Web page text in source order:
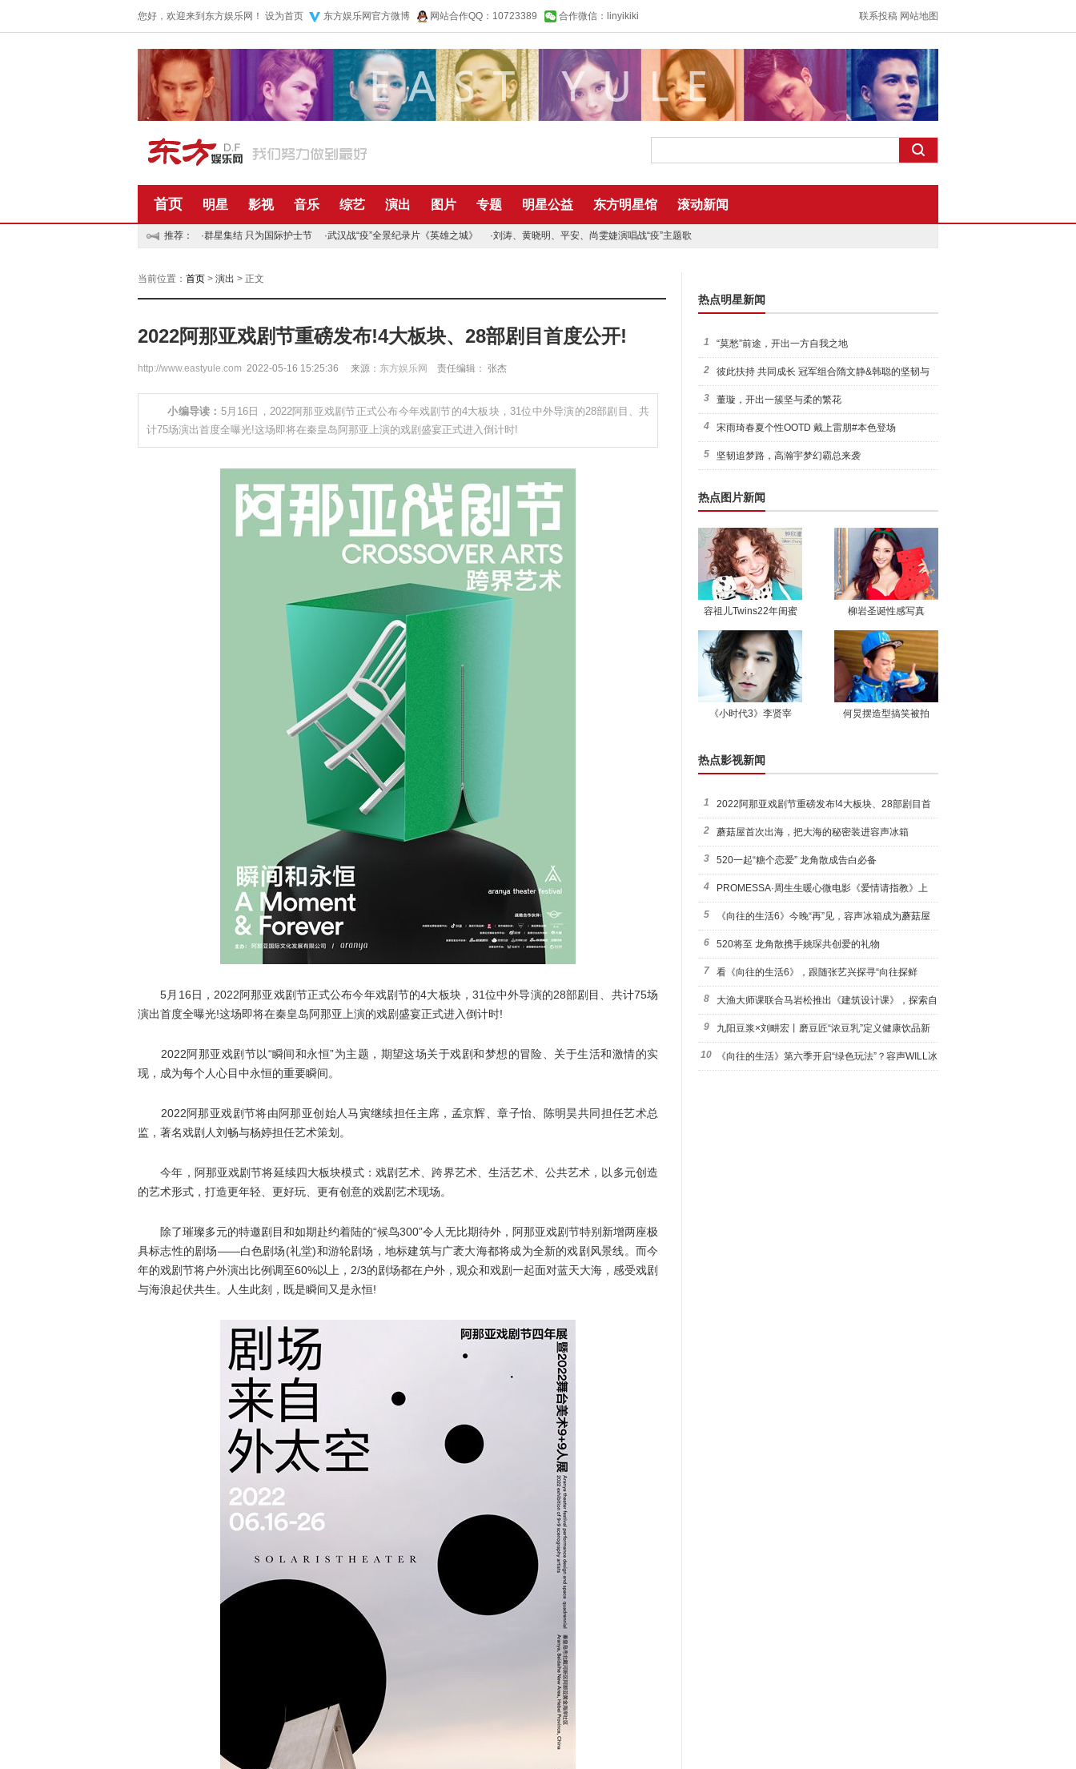
您好，欢迎来到东方娱乐网！ 设为首页 东方娱乐网官方微博 网站合作QQ：10723389 合作微信：linyikiki 联系投稿 网站地图
首页 明星 影视 音乐 综艺 演出 图片 专题 明星公益 东方明星馆 滚动新闻
推荐： ·群星集结 只为国际护士节 ·武汉战“疫”全景纪录片《英雄之城》 ·刘涛、黄晓明、平安、尚雯婕演唱战“疫”主题歌
当前位置： 首页 > 演出 > 正文
2022阿那亚戏剧节重磅发布!4大板块、28部剧目首度公开!
http://www.eastyule.com 2022-05-16 15:25:36 来源： 东方娱乐网 责任编辑： 张杰
小编导读： 5月16日，2022阿那亚戏剧节正式公布今年戏剧节的4大板块，31位中外导演的28部剧目、共
计75场演出首度全曝光!这场即将在秦皇岛阿那亚上演的戏剧盛宴正式进入倒计时!
5月16日，2022阿那亚戏剧节正式公布今年戏剧节的4大板块，31位中外导演的28部剧目、共计75场
演出首度全曝光!这场即将在秦皇岛阿那亚上演的戏剧盛宴正式进入倒计时!
2022阿那亚戏剧节以“瞬间和永恒”为主题，期望这场关于戏剧和梦想的冒险、关于生活和激情的实
现，成为每个人心目中永恒的重要瞬间。
2022阿那亚戏剧节将由阿那亚创始人马寅继续担任主席，孟京辉、章子怡、陈明昊共同担任艺术总
监，著名戏剧人刘畅与杨婷担任艺术策划。
今年，阿那亚戏剧节将延续四大板块模式：戏剧艺术、跨界艺术、生活艺术、公共艺术，以多元创造
的艺术形式，打造更年轻、更好玩、更有创意的戏剧艺术现场。
除了璀璨多元的特邀剧目和如期赴约着陆的“候鸟300”令人无比期待外，阿那亚戏剧节特别新增两座极
具标志性的剧场——白色剧场(礼堂)和游轮剧场，地标建筑与广袤大海都将成为全新的戏剧风景线。而今
年的戏剧节将户外演出比例调至60%以上，2/3的剧场都在户外，观众和戏剧一起面对蓝天大海，感受戏剧
与海浪起伏共生。人生此刻，既是瞬间又是永恒!
热点明星新闻
1 “莫愁”前途，开出一方自我之地
2 彼此扶持 共同成长 冠军组合隋文静&韩聪的坚韧与
辉煌
3 董璇，开出一簇坚与柔的繁花
4 宋雨琦春夏个性OOTD 戴上雷朋#本色登场
5 坚韧追梦路，高瀚宇梦幻霸总来袭
热点图片新闻
容祖儿Twins22年闺蜜 柳岩圣诞性感写真
《小时代3》李贤宰 何炅摆造型搞笑被拍
热点影视新闻
1 2022阿那亚戏剧节重磅发布!4大板块、28部剧目首
度公开!
2 蘑菇屋首次出海，把大海的秘密装进容声冰箱
3 520一起“糖个恋爱” 龙角散成告白必备
4 PROMESSA·周生生暖心微电影《爱情请指教》上
线，与毛不易
5 《向往的生活6》今晚“再”见，容声冰箱成为蘑菇屋
养鲜好
6 520将至 龙角散携手姚琛共创爱的礼物
7 看《向往的生活6》，跟随张艺兴探寻“向往探鲜
官”的秘密
8 大渔大师课联合马岩松推出《建筑设计课》，探索自
然与建筑
9 九阳豆浆×刘畊宏丨磨豆匠“浓豆乳”定义健康饮品新
标准
10 《向往的生活》第六季开启“绿色玩法”？容声WILL冰